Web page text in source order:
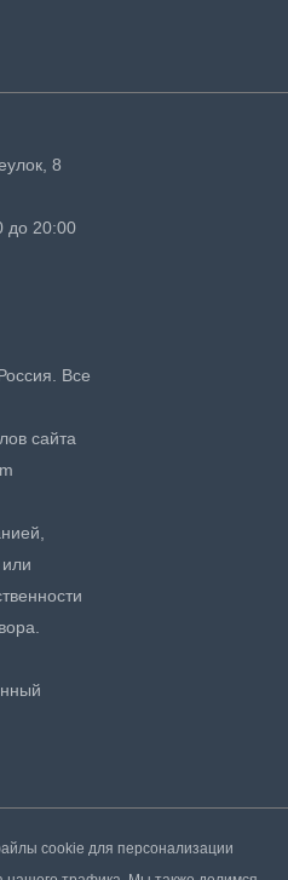
8
до 20:00
Все
сайта
cookie для персонализации